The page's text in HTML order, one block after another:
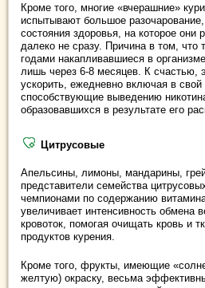
Кроме того, многие «вчерашние»
испытывают большое
состояния здоровья, на которое они
далеко не сразу. Причина в том, что
годами накапливавшиеся в
лишь через 6-8 месяцев. К счастью,
ускорить, ежедневно включая в свой
способствующие выведению
образовавшихся в результате его
Цитрусовые
Апельсины, лимоны, мандарины,
представители семейства
чемпионами по содержанию
увеличивает интенсивность обмена
кровоток, помогая очищать кровь и
продуктов курения.
Кроме того, фрукты, имеющие
желтую) окраску, весьма